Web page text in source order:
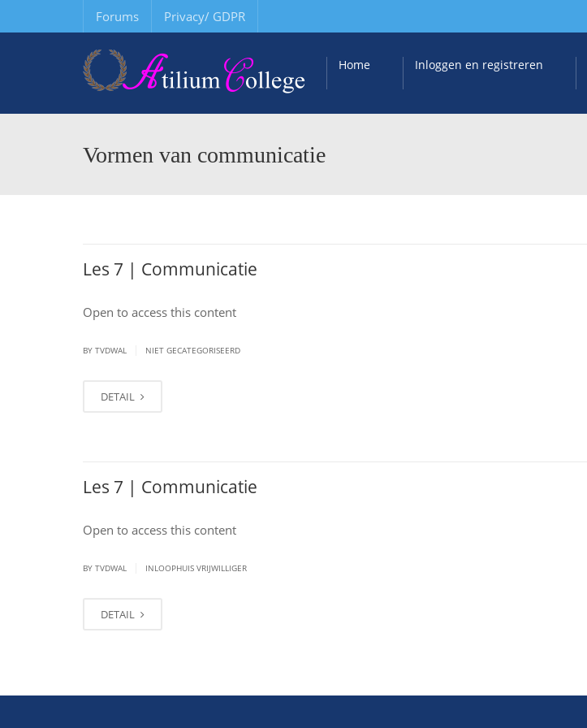
Forums Privacy/ GDPR
Home Inloggen en registreren
Vormen van communicatie
Les 7 | Communicatie
Open to access this content
BY TVDWAL NIET GECATEGORISEERD
DETAIL
Les 7 | Communicatie
Open to access this content
BY TVDWAL INLOOPHUIS VRIJWILLIGER
DETAIL